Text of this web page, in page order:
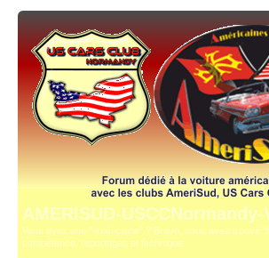
AMERISUD-
Vous avez une "américaine" ? Bravo, vous avez trouvé
compétence, reportages et technique.